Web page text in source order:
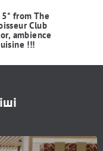
from The
Club
ambience
!!!